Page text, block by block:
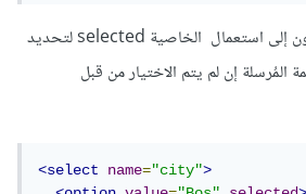
ولتفادي ذلك يلجأ المبرمجون إلى استعمال الخاصية selected لتحديد
إن لم يتم الاختيار من قبل
<select name="city">